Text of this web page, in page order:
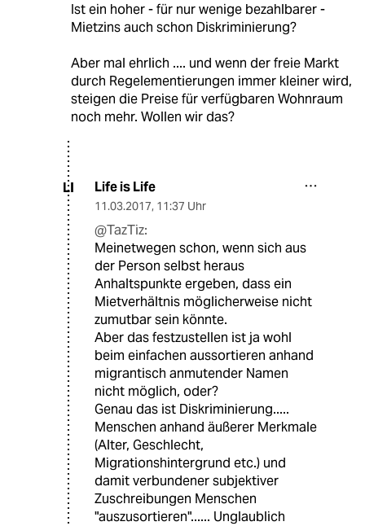
Ist ein hoher - für nur wenige bezahlbarer -
Mietzins auch schon Diskriminierung?
Aber mal ehrlich .... und wenn der freie Markt
durch Regelementierungen immer kleiner wird,
steigen die Preise für verfügbaren Wohnraum
noch mehr. Wollen wir das?
LI Life is Life
11.03.2017, 11:37 Uhr
@TazTiz:
Meinetwegen schon, wenn sich aus
der Person selbst heraus
Anhaltspunkte ergeben, dass ein
Mietverhältnis möglicherweise nicht
zumutbar sein könnte.
Aber das festzustellen ist ja wohl
beim einfachen aussortieren anhand
migrantisch anmutender Namen
nicht möglich, oder?
Genau das ist Diskriminierung.....
Menschen anhand äußerer Merkmale
(Alter, Geschlecht,
Migrationshintergrund etc.) und
damit verbundener subjektiver
Zuschreibungen Menschen
"auszusortieren"...... Unglaublich